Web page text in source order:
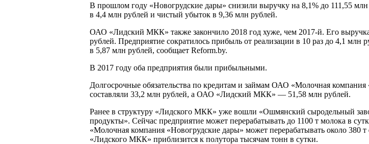
В прошлом году «Новогрудские дары» снизили выручку на 8,1% до 111,55
в 4,4 млн рублей и чистый убыток в 9,36 млн рублей.
ОАО «Лидский МКК» также закончило 2018 год хуже, чем 2017-й. Его
рублей. Предприятие сократилось прибыль от реализации в 10 раз до 4,1 млн
в 5,87 млн рублей, сообщает Reform.by.
В 2017 году оба предприятия были прибыльными.
Долгосрочные обязательства по кредитам и займам ОАО «Молочная компания
составляли 33,2 млн рублей, а ОАО «Лидский МКК» — 51,58 млн рублей.
Ранее в структуру «Лидского МКК» уже вошли «Ошмянский сыродельный
продукты». Сейчас предприятие может перерабатывать до 1100 т молока в
«Молочная компания «Новогрудские дары» может перерабатывать около 380
«Лидского МКК» приблизится к полутора тысячам тонн в сутки.